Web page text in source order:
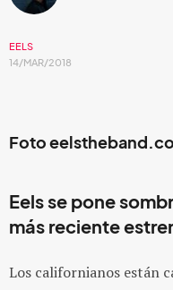
EELS
14/MAR/2018
Foto
Eels se pone
más reciente
Los californianos están